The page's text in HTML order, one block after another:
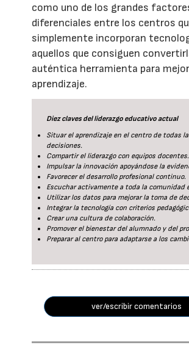
como uno de los grandes
diferenciales entre los centros
simplemente incorporan
aquellos que consiguen
auténtica herramienta para
aprendizaje.
Diez claves del liderazgo educativo actual
Situar el aprendizaje en el centro de todas
decisiones.
Compartir el liderazgo con equipos docentes.
Impulsar la innovación apoyándose la
Favorecer el desarrollo profesional continuo.
Escuchar activamente a toda la comunidad
Utilizar los datos para mejorar la toma de
Integrar la tecnología con criterios
Crear una cultura de colaboración.
Promover el bienestar del alumnado y del
Preparar al centro para adaptarse a los
ver/escribir comentarios